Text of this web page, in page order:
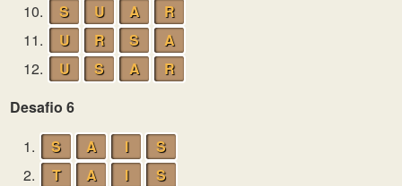
10.
S U A
R
11.
U R S
A
12.
U S A
R
Desafio 6
1.
S A I
S
2.
T A I
S